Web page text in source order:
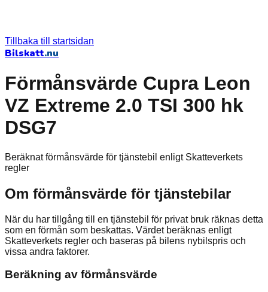
Tillbaka till startsidan
Bilskatt.nu
Förmånsvärde Cupra Leon
VZ Extreme 2.0 TSI 300 hk
DSG7
Beräknat förmånsvärde för tjänstebil enligt Skatteverkets
regler
Om förmånsvärde för tjänstebilar
När du har tillgång till en tjänstebil för privat bruk räknas detta
som en förmån som beskattas. Värdet beräknas enligt
Skatteverkets regler och baseras på bilens nybilspris och
vissa andra faktorer.
Beräkning av förmånsvärde